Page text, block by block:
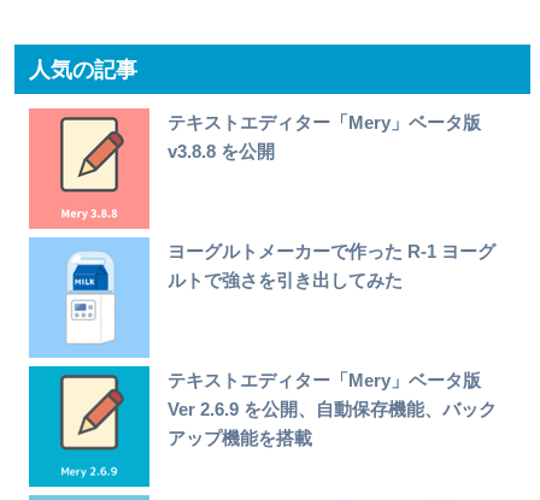
人気の記事
テキストエディター「Mery」ベータ版
v3.8.8 を公開
ヨーグルトメーカーで作った R-1 ヨーグ
ルトで強さを引き出してみた
テキストエディター「Mery」ベータ版
Ver 2.6.9 を公開、自動保存機能、バック
アップ機能を搭載